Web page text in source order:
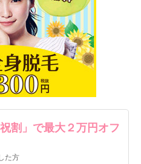
ズナブルだったのでここに決
したか？その時の印象と、勧
脱毛の勧誘が少し強引な感じ
が必要な分だけ契約できたの
かもしれないです。
詳しく、親切でした。
割」で最大２万円オフ
た方